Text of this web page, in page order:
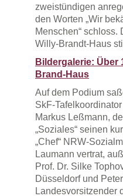
zweistündigen
den Worten „Wir
Menschen“ schloss.
Willy-Brandt-Haus
Bildergalerie: Über
Brand-Haus
Auf dem Podium
SkF-
Markus Leßmann,
„Soziales“ seinen
„Chef“ NRW-
Laumann vertrat,
Prof. Dr. Silke
Düsseldorf und
Landesvorsitzender